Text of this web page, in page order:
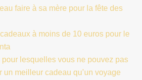
faire à sa mère pour la fête des
à moins de 10 euros pour le
pour lesquelles vous ne pouvez pas
un meilleur cadeau qu’un voyage